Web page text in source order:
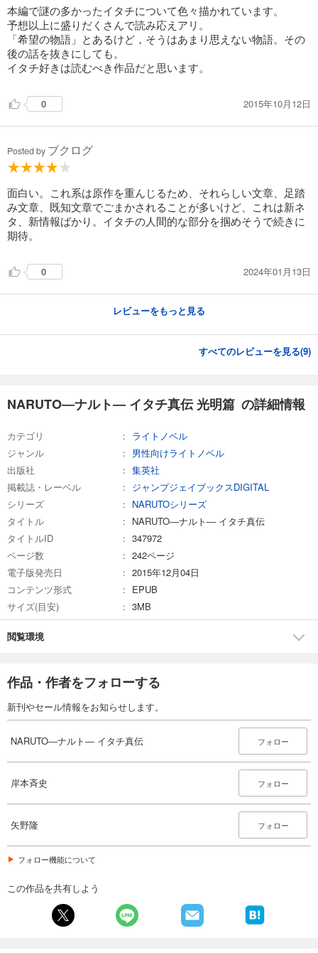
本編で謎の多かったイタチについて色々描かれています。
予想以上に盛りだくさんで読み応えアリ。
「希望の物語」とあるけど，そうはあまり思えない物語。その
後の話を抜きにしても。
イタチ好きは読むべき作品だと思います。
0 2015年10月12日
Posted by ブクログ
面白い。これ系は原作を重んじるため、それらしい文章、足踏
み文章、既知文章でごまかされることが多いけど、これは新ネ
タ、新情報ばかり。イタチの人間的な部分を掴めそうで続きに
期待。
0 2024年01月13日
レビューをもっと見る
すべてのレビューを見る(9)
NARUTO―ナルト― イタチ真伝 光明篇 の詳細情報
カテゴリ
ライトノベル
ジャンル
男性向けライトノベル
出版社
集英社
掲載誌・レーベル
ジャンプジェイブックスDIGITAL
シリーズ
NARUTOシリーズ
タイトル
NARUTO―ナルト― イタチ真伝
タイトルID
347972
ページ数
242ページ
電子版発売日
2015年12月04日
コンテンツ形式
EPUB
サイズ(目安)
3MB
閲覧環境
作品・作者をフォローする
新刊やセール情報をお知らせします。
NARUTO―ナルト― イタチ真伝 フォロー
岸本斉史 フォロー
矢野隆 フォロー
フォロー機能について
この作品を共有しよう